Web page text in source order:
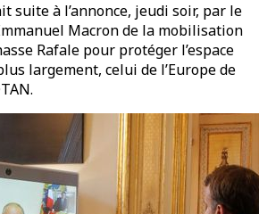
suite à l’annonce, jeudi soir, par le
Macron de la mobilisation
Rafale pour protéger l’espace
largement, celui de l’Europe de